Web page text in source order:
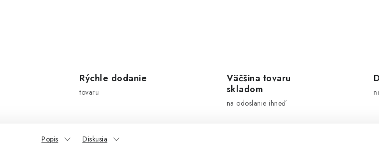
Rýchle dodanie
tovaru
Väčšina tovaru
skladom
na odoslanie ihneď
Popis Diskusia